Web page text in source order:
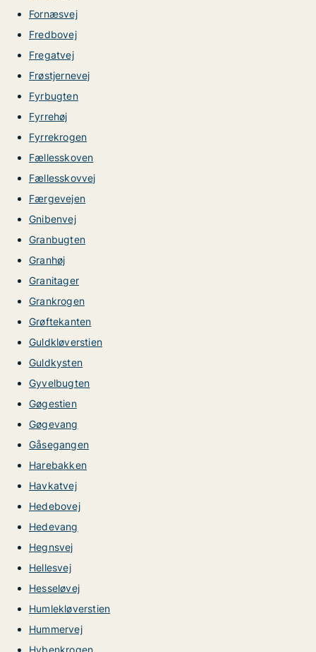
Fornæsvej
Fredbovej
Fregatvej
Frøstjernevej
Fyrbugten
Fyrrehøj
Fyrrekrogen
Fællesskoven
Fællesskovvej
Færgevejen
Gnibenvej
Granbugten
Granhøj
Granitager
Grankrogen
Grøftekanten
Guldkløverstien
Guldkysten
Gyvelbugten
Gøgestien
Gøgevang
Gåsegangen
Harebakken
Havkatvej
Hedebovej
Hedevang
Hegnsvej
Hellesvej
Hesseløvej
Humlekløverstien
Hummervej
Hybenkrogen